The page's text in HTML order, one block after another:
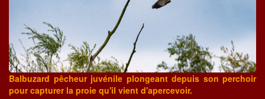
Balbuzard pêcheur juvénile plongeant depuis son perchoir
pour capturer la proie qu'il vient d'apercevoir.